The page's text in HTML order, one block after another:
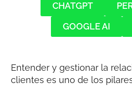
CHATGPT
GOOGLE AI
Entender y gestionar la
clientes es uno de los